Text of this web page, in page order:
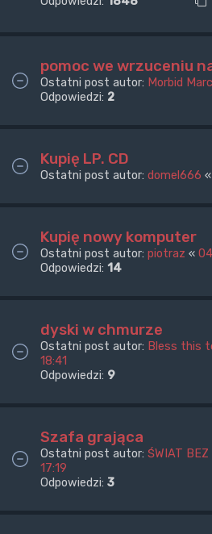
pomoc we wrzuceniu
Ostatni post autor: Morbid
Odpowiedzi: 2
Kupię LP. CD
Ostatni post autor: domel666 «
Kupię nowy komputer
Ostatni post autor: piotraz «
Odpowiedzi: 14
dyski w chmurze
Ostatni post autor: Bless this
18:41
Odpowiedzi: 9
Szafa grająca
Ostatni post autor: ŚWIAT BEZ
17:19
Odpowiedzi: 3